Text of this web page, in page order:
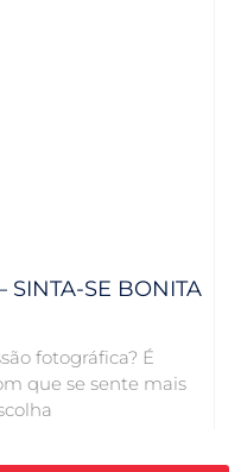
SINTA-SE BONITA
fotográfica? É
que se sente mais